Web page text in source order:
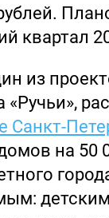
квартал
из
«Ручьи»,
Санкт-
на 50